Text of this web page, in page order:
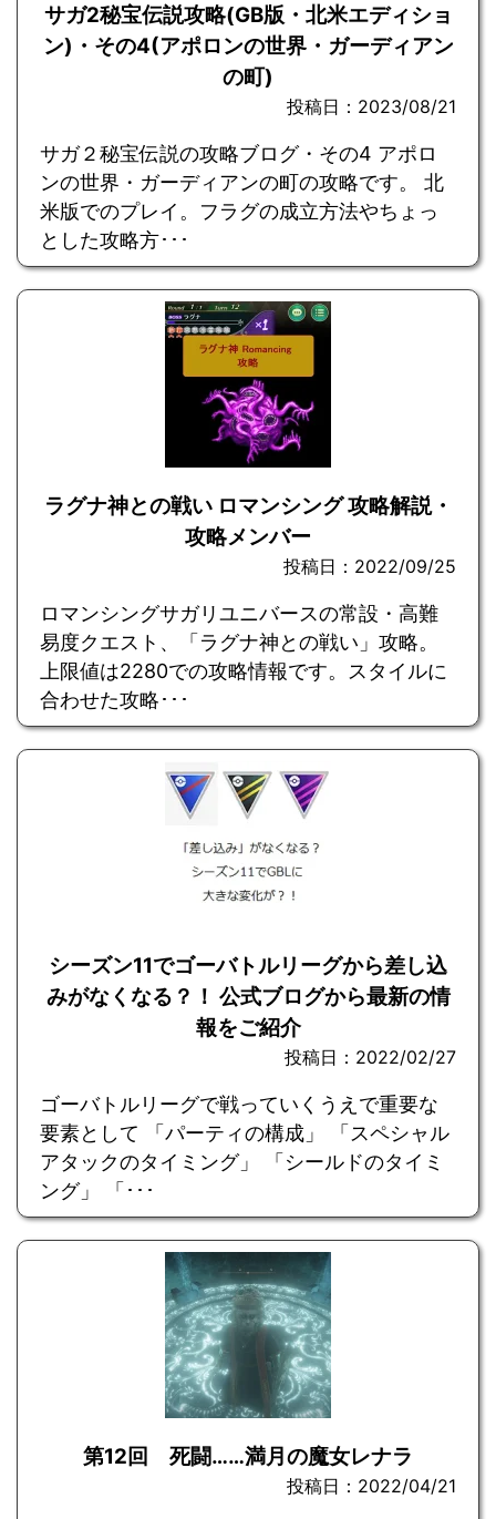
サガ2秘宝伝説攻略(GB版・北米エディショ
ン)・その4(アポロンの世界・ガーディアン
の町)
投稿日：2023/08/21
サガ２秘宝伝説の攻略ブログ・その4 アポロ
ンの世界・ガーディアンの町の攻略です。 北
米版でのプレイ。フラグの成立方法やちょっ
とした攻略方･･･
ラグナ神との戦い ロマンシング 攻略解説・
攻略メンバー
投稿日：2022/09/25
ロマンシングサガリユニバースの常設・高難
易度クエスト、「ラグナ神との戦い」攻略。
上限値は2280での攻略情報です。スタイルに
合わせた攻略･･･
シーズン11でゴーバトルリーグから差し込
みがなくなる？！ 公式ブログから最新の情
報をご紹介
投稿日：2022/02/27
ゴーバトルリーグで戦っていくうえで重要な
要素として 「パーティの構成」 「スペシャル
アタックのタイミング」 「シールドのタイミ
ング」 「･･･
第12回 死闘……満月の魔女レナラ
投稿日：2022/04/21